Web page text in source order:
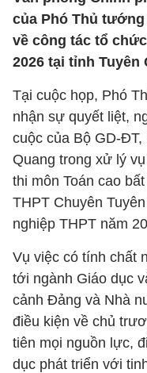
của Phó Thủ
về công tác tổ
2026 tại tỉnh Tuyên
Tại cuộc họp, Phó
nhận sự quyết liệt,
cuộc của Bộ GD-ĐT,
Quang trong xử lý
thi môn Toán cao
THPT Chuyên
nghiệp THPT năm
Vụ việc có tính chất
tới ngành Giáo dục
cảnh Đảng và Nhà
điều kiện về chủ
tiên mọi nguồn lực,
dục phát triển với